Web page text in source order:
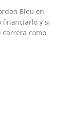
Bleu en
financiarlo y si
carrera como